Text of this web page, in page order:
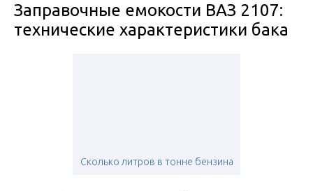
Заправочные емокости ВАЗ 2107:
технические характеристики бака
Сколько литров в тонне бензина